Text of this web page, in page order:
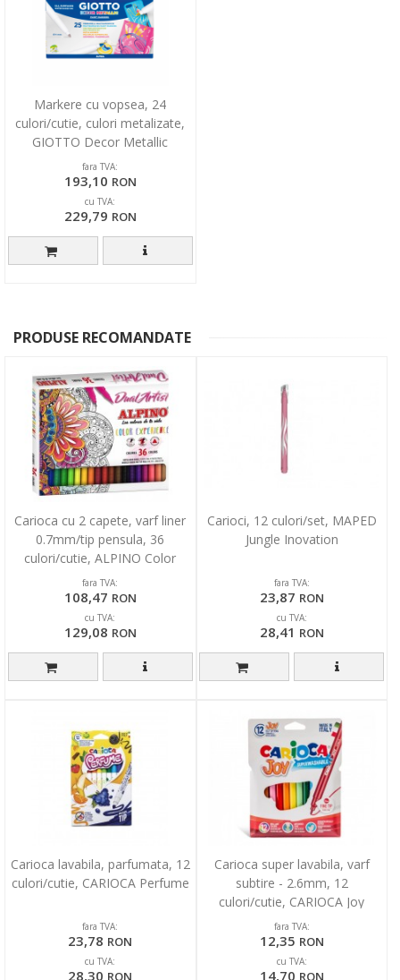
Markere cu vopsea, 24
culori/cutie, culori metalizate,
GIOTTO Decor Metallic
fara TVA:
193,10 RON
cu TVA:
229,79 RON
PRODUSE RECOMANDATE
Carioca cu 2 capete, varf liner
0.7mm/tip pensula, 36
culori/cutie, ALPINO Color
Experience
fara TVA:
108,47 RON
cu TVA:
129,08 RON
Carioci, 12 culori/set, MAPED
Jungle Inovation
fara TVA:
23,87 RON
cu TVA:
28,41 RON
Carioca lavabila, parfumata, 12
culori/cutie, CARIOCA Perfume
fara TVA:
23,78 RON
cu TVA:
28,30 RON
Carioca super lavabila, varf
subtire - 2.6mm, 12
culori/cutie, CARIOCA Joy
fara TVA:
12,35 RON
cu TVA:
14,70 RON